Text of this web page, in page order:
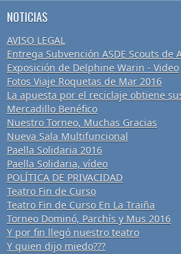
NOTICIAS
AVISO LEGAL
Entrega Subvención ASDE Scouts de
Exposición de Delphine Warin - Video
Fotos Viaje Roquetas de Mar 2016
La apuesta por el reciclaje obtiene
Mercadillo Benéfico
Nuestro Torneo, Muchas Gracias
Nueva Sala Multifuncional
Paella Solidaria 2016
Paella Solidaria, vídeo
POLÍTICA DE PRIVACIDAD
Teatro Fin de Curso
Teatro Fin de Curso En La Traiña
Torneo Dominó, Parchís y Mus 2016
Y por fin llegó nuestro teatro
Y quien dijo miedo???